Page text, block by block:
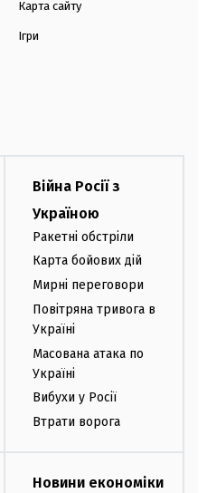
Карта сайту
Ігри
Війна Росії з
Україною
Ракетні обстріли
Карта бойових дій
Мирні переговори
Повітряна тривога в
Україні
Масована атака по
Україні
Вибухи у Росії
Втрати ворога
Новини економіки